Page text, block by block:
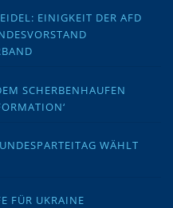
EINIGKEIT DER AFD
SCHERBENHAUFEN
WÄHLT
FÜR UKRAINE